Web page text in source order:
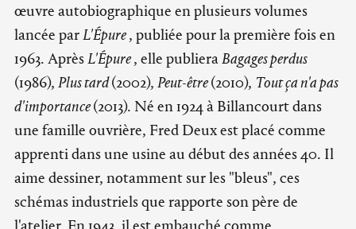
œuvre autobiographique en plusieurs volumes
lancée parL'Épure, publiée pour la première fois en
1963. AprèsL'Épure, elle publieraBagages perdus
(1986), Plus tard(2002), Peut-être(2010), Tout ça n'a pas
d'importance(2013). Né en 1924 à Billancourt dans
une famille ouvrière, Fred Deux est placé comme
apprenti dans une usine au début des années 40. Il
aime dessiner, notamment sur les "bleus", ces
schémas industriels que rapporte son père de